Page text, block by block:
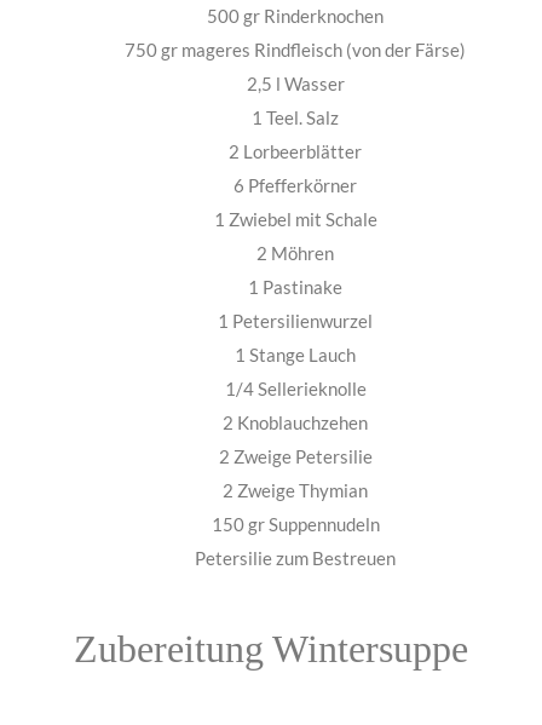
500 gr Rinderknochen
750 gr mageres Rindfleisch (von der Färse)
2,5 l Wasser
1 Teel. Salz
2 Lorbeerblätter
6 Pfefferkörner
1 Zwiebel mit Schale
2 Möhren
1 Pastinake
1 Petersilienwurzel
1 Stange Lauch
1/4 Sellerieknolle
2 Knoblauchzehen
2 Zweige Petersilie
2 Zweige Thymian
150 gr Suppennudeln
Petersilie zum Bestreuen
Zubereitung Wintersuppe